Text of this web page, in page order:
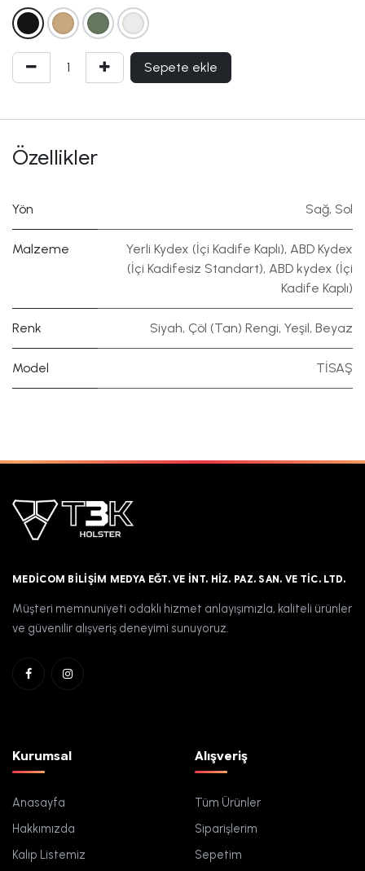
Sepete ekle
Özellikler
Yön Sağ, Sol
Malzeme Yerli Kydex (İçi Kadife Kaplı), ABD Kydex
(İçi Kadifesiz Standart), ABD kydex (İçi
Kadife Kaplı)
Renk Siyah, Çöl (Tan) Rengi, Yeşil, Beyaz
Model TİSAŞ
MEDICOM BILIŞIM MEDYA EĞT. VE İNT. HIZ. PAZ. SAN. VE TIC. LTD.
Müşteri memnuniyeti odaklı hizmet anlayışımızla, kaliteli ürünler
ve güvenilir alışveriş deneyimi sunuyoruz.
Kurumsal
Anasayfa
Hakkımızda
Kalıp Listemiz
Alışveriş
Tüm Ürünler
Siparişlerim
Sepetim